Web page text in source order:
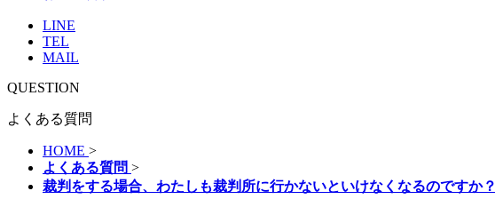
LINE
TEL
MAIL
QUESTION
よくある質問
HOME >
よくある質問 >
裁判をする場合、わたしも裁判所に行かないといけなくなるのですか？